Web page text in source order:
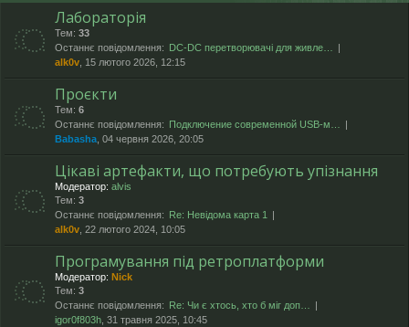
Лабораторія
Тем: 33
Останнє повідомлення:
DC-DC перетворювачі для живле…
alk0v , 15 лютого 2026, 12:15
Проєкти
Тем: 6
Останнє повідомлення:
Подключение современной USB-м…
Babasha , 04 червня 2026, 20:05
Цікаві артефакти, що потребують упізнання
Модератор: alvis
Тем: 3
Останнє повідомлення:
Re: Невідома карта 1
alk0v , 22 лютого 2024, 10:05
Програмування під ретроплатформи
Модератор: Nick
Тем: 3
Останнє повідомлення:
Re: Чи є хтось, хто б міг доп…
igor0f803h , 31 травня 2025, 10:45